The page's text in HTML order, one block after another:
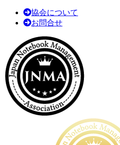
協会について
お問合せ